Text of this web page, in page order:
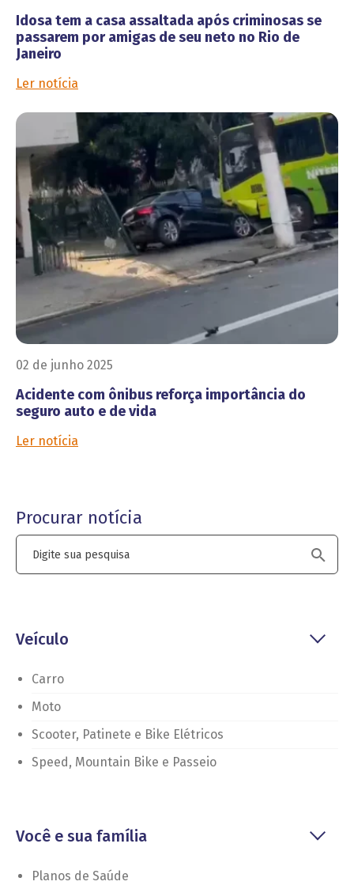
Idosa tem a casa assaltada após criminosas se
passarem por amigas de seu neto no Rio de
Janeiro
Ler notícia
02 de junho 2025
Acidente com ônibus reforça importância do
seguro auto e de vida
Ler notícia
Procurar notícia
Veículo
Carro
Moto
Scooter, Patinete e Bike Elétricos
Speed, Mountain Bike e Passeio
Você e sua família
Planos de Saúde